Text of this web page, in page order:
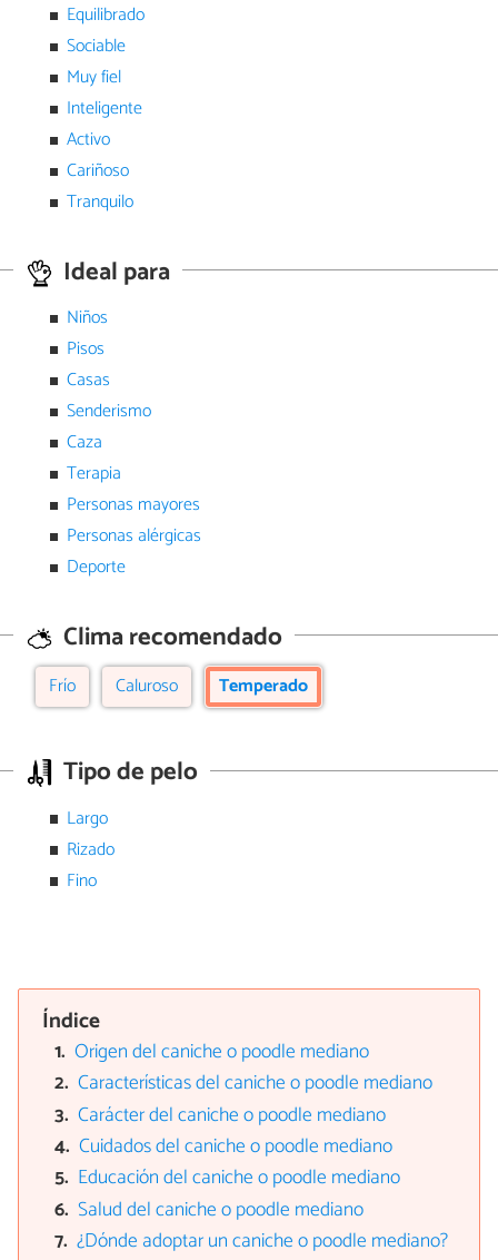
Equilibrado
Sociable
Muy fiel
Inteligente
Activo
Cariñoso
Tranquilo
Ideal para
Niños
Pisos
Casas
Senderismo
Caza
Terapia
Personas mayores
Personas alérgicas
Deporte
Clima recomendado
Frío Caluroso Temperado
Tipo de pelo
Largo
Rizado
Fino
Índice
Origen del caniche o poodle mediano
Características del caniche o poodle mediano
Carácter del caniche o poodle mediano
Cuidados del caniche o poodle mediano
Educación del caniche o poodle mediano
Salud del caniche o poodle mediano
¿Dónde adoptar un caniche o poodle mediano?